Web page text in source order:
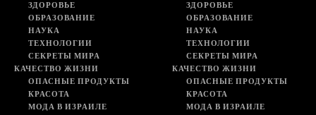
ЗДОРОВЬЕ
ОБРАЗОВАНИЕ
НАУКА
ТЕХНОЛОГИИ
СЕКРЕТЫ МИРА
КАЧЕСТВО ЖИЗНИ
ОПАСНЫЕ ПРОДУКТЫ
КРАСОТА
МОДА В ИЗРАИЛЕ
ЗДОРОВЬЕ
ОБРАЗОВАНИЕ
НАУКА
ТЕХНОЛОГИИ
СЕКРЕТЫ МИРА
КАЧЕСТВО ЖИЗНИ
ОПАСНЫЕ ПРОДУКТЫ
КРАСОТА
МОДА В ИЗРАИЛЕ